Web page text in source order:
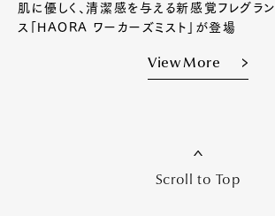
肌に優しく、清潔感を与える新感覚フレグラン
ス「HAORA ワーカーズミスト」が登場
View More
Scroll to Top